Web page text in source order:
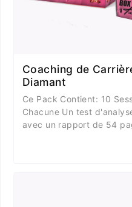
Coaching de
Diamant
Ce Pack Contient: 10
Chacune Un test
avec un rapport de 54 pages Mon Livre
votre vie pour vivre le rêve
d'une valeur totale de